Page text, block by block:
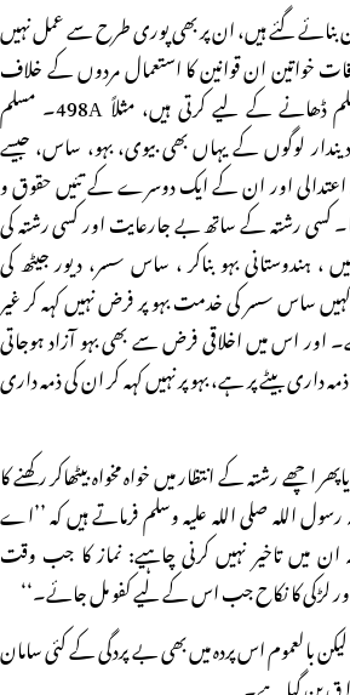
بنائے گئے ہیں، ان پر بھی پوری طرح سے عمل نہیں
خواتین ان قوانین کا استعمال مردوں کے خلاف
دوسرے معنوں میں ان پرظلم ڈھانے کے لیے کرتی ہیں، مثلاً 498A۔ مسلم
لوگوں کے یہاں بھی بیوی، بہو، ساس، جیسے
اور ان کے ایک دوسرے کے تئیں حقوق و
کسی رشتہ کے ساتھ بے جارعایت اور کسی رشتہ کی
، ہندوستانی بہو بناکر ، ساس سسر، دیور جیٹھ کی
ساس سسر کی خدمت بہو پر فرض نہیں کہہ کر غیر
اس میں اخلاقی فرض سے بھی بہو آزاد ہوجاتی
داری بیٹے پر ہے، بہو پر نہیں کہہ کر ان کی ذمہ داری
اچھے رشتہ کے انتظار میں خواہ مخواہ بیٹھاکر رکھنے کا
اللہ صلی اللہ علیہ وسلم فرماتے ہیں کہ ’’اے
میں تاخیر نہیں کرنی چاہیے: نماز کا جب وقت
لڑکی کا نکاح جب اس کے لیے کفو مل جائے۔‘‘
بالعموم اس پردہ میں بھی بے پردگی کے کئی سامان
ق بن گیا ہے۔